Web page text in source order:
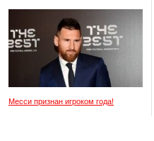
Месси признан игроком года!